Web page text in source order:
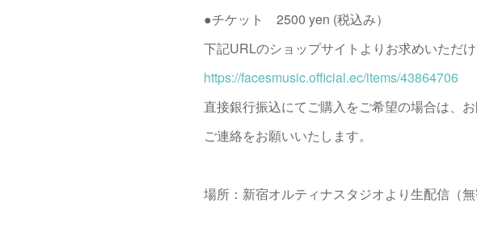
●チケット 2500 yen (税込み）
下記URLのショップサイトよりお求めいただけ
https://facesmusic.official.ec/items/43864706
直接銀行振込にてご購入をご希望の場合は、
ご連絡をお願いいたします。
場所：新宿オルティナスタジオより生配信（無